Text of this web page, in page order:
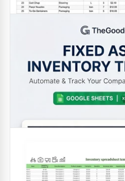
Google Sheets
Modello di inventario
Tracker Foglio di calcolo